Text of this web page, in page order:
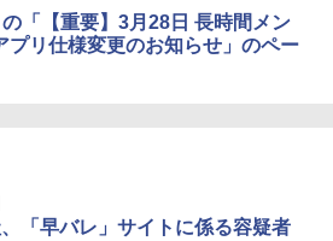
時「【重要】3月28日 長時間メン
プリ仕様変更のお知らせ」のペー
「早バレ」サイトに係る容疑者